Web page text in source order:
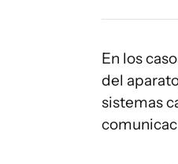
En los
del
sistemas